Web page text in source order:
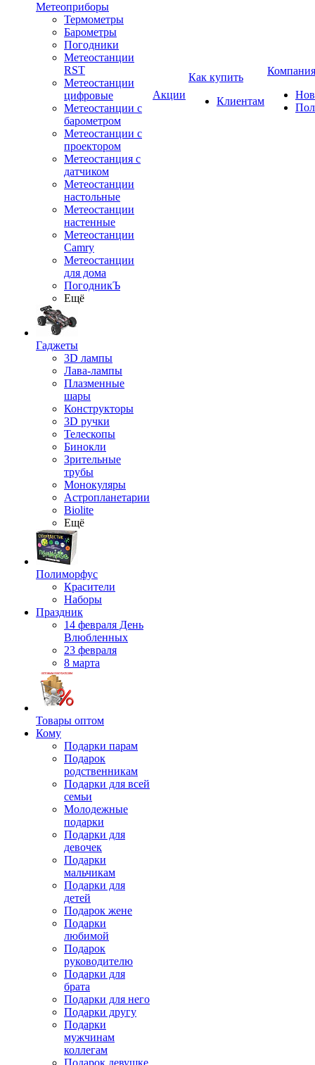
Метеоприборы
Термометры
Барометры
Погодники
Метеостанции
RST
Метеостанции
цифровые
Метеостанции с
барометром
Метеостанции с
проектором
Метеостанция с
датчиком
Метеостанции
настольные
Метеостанции
настенные
Метеостанции
Camry
Метеостанции
для дома
ПогодникЪ
Ещё
Гаджеты
3D лампы
Лава-лампы
Плазменные
шары
Конструкторы
3D ручки
Телескопы
Бинокли
Зрительные
трубы
Монокуляры
Астропланетарии
Biolite
Ещё
Полиморфус
Красители
Наборы
Праздник
14 февраля День
Влюбленных
23 февраля
8 марта
Товары оптом
Кому
Подарки парам
Подарок
родственникам
Подарки для всей
семьи
Молодежные
подарки
Подарки для
девочек
Подарки
мальчикам
Подарки для
детей
Подарок жене
Подарки
любимой
Подарок
руководителю
Подарки для
брата
Подарки для него
Подарки другу
Подарки
мужчинам
коллегам
Подарок девушке
Акции
Как купить
Клиентам
Компания